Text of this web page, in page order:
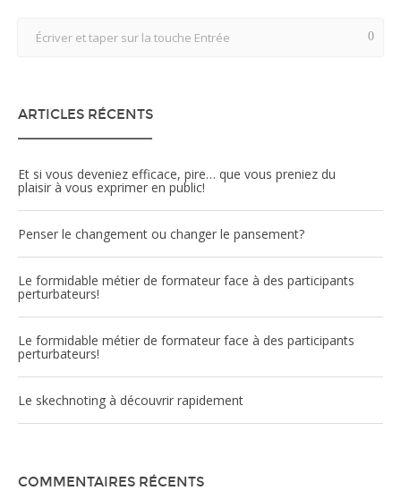
ARTICLES RÉCENTS
Et si vous deveniez efficace, pire… que vous preniez du
plaisir à vous exprimer en public!
Penser le changement ou changer le pansement?
Le formidable métier de formateur face à des participants
perturbateurs!
Le formidable métier de formateur face à des participants
perturbateurs!
Le skechnoting à découvrir rapidement
COMMENTAIRES RÉCENTS